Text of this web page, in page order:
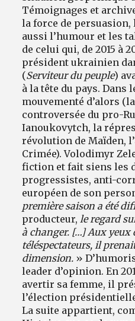
Témoignages et
la force de
aussi l’humour et les
de celui qui, de 2015 à
président ukrainien
(Serviteur du peuple)
à la tête du pays. Dans
mouvementé d’alors
controversée du pro-
Ianoukovytch, la
révolution de Maïden,
Crimée). Volodimyr
fiction et fait siens les
progressistes, anti-
européen de son
première saison a été
producteur, le regard
à changer. […] Aux yeux
téléspectateurs, il
dimension. »
leader d’opinion. En
avertir sa femme, il
l’élection
La suite appartient,